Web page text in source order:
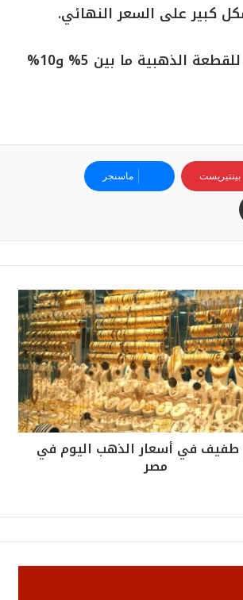
كبير على السعر النهائي.
عادة لا تتعدى المصنعية مهما ارتفعت القيمة الجمالية للقطعة الذهبية ما بين 5% و10%
بينتيريست ماسنجر
طفيف في أسعار الذهب اليوم في
مصر